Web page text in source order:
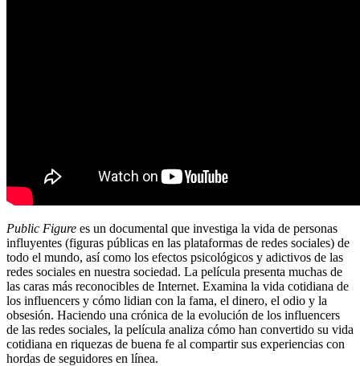
Public Figure es un documental que investiga la vida de personas
influyentes (figuras públicas en las plataformas de redes sociales) de
todo el mundo, así como los efectos psicológicos y adictivos de las
redes sociales en nuestra sociedad. La película presenta muchas de
las caras más reconocibles de Internet. Examina la vida cotidiana de
los influencers y cómo lidian con la fama, el dinero, el odio y la
obsesión. Haciendo una crónica de la evolución de los influencers
de las redes sociales, la película analiza cómo han convertido su vida
cotidiana en riquezas de buena fe al compartir sus experiencias con
hordas de seguidores en línea.